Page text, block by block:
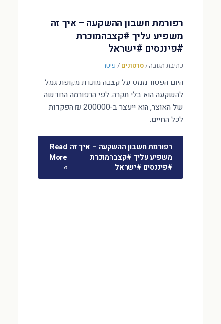
רפורמת חשבון ההשקעה – איך זה
משפיע עליך #קצבהמוכרת
#פיננסים #ישראל
כתיבת תגובה/סרטונים / פיטר
היום הפטור ממס על קצבה מוכרת מקופת גמל
להשקעה הוא בלי תקרה. לפי הרפורמה החדשה
של האוצר, הוא ייעצר ב-200000 ₪ הפקדות
לכל החיים.
רפורמת חשבון ההשקעה – איך זה
משפיע עליך #קצבהמוכרת
#פיננסים #ישראל
Read
More
»